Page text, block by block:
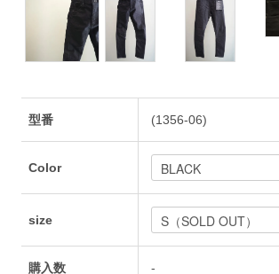
型番 (1356-06)
Color
size
購入数 -